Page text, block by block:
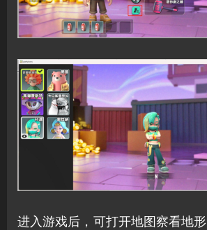
进入游戏后，可打开地图察看地